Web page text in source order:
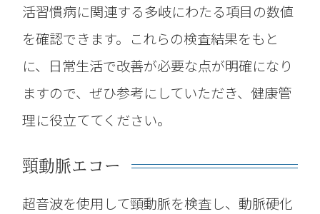
活習慣病に関連する多岐にわたる項目の数値
を確認できます。これらの検査結果をもと
に、日常生活で改善が必要な点が明確になり
ますので、ぜひ参考にしていただき、健康管
理に役立ててください。
頸動脈エコー
超音波を使用して頸動脈を検査し、動脈硬化